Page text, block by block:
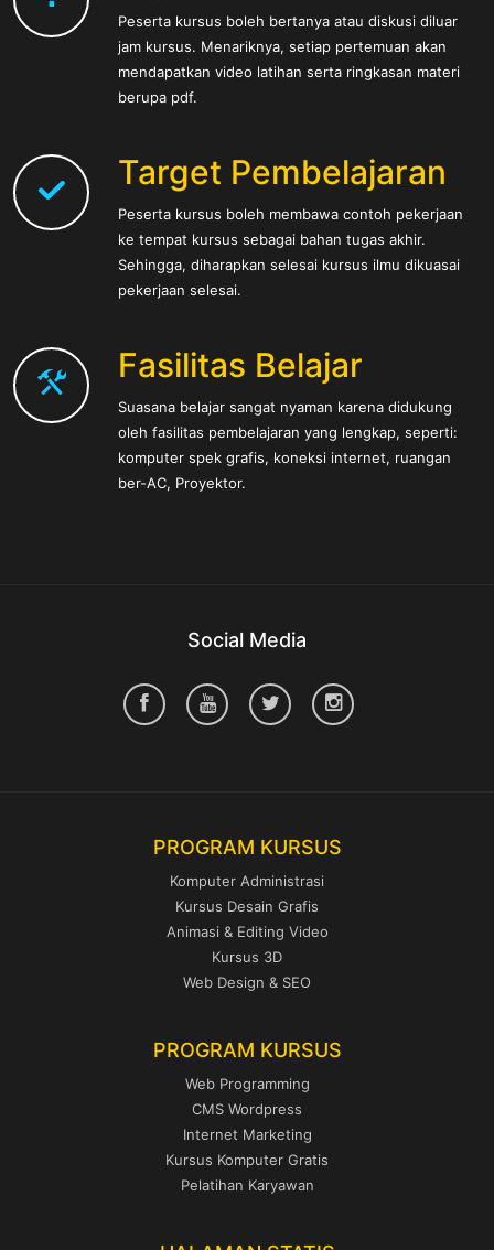
Peserta kursus boleh bertanya atau diskusi diluar
jam kursus. Menariknya, setiap pertemuan akan
mendapatkan video latihan serta ringkasan materi
berupa pdf.
Target Pembelajaran
Peserta kursus boleh membawa contoh pekerjaan
ke tempat kursus sebagai bahan tugas akhir.
Sehingga, diharapkan selesai kursus ilmu dikuasai
pekerjaan selesai.
Fasilitas Belajar
Suasana belajar sangat nyaman karena didukung
oleh fasilitas pembelajaran yang lengkap, seperti:
komputer spek grafis, koneksi internet, ruangan
ber-AC, Proyektor.
Social Media
PROGRAM KURSUS
Komputer Administrasi
Kursus Desain Grafis
Animasi & Editing Video
Kursus 3D
Web Design & SEO
PROGRAM KURSUS
Web Programming
CMS Wordpress
Internet Marketing
Kursus Komputer Gratis
Pelatihan Karyawan